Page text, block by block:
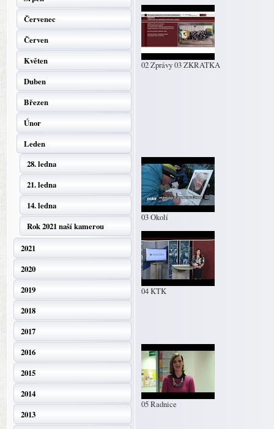
Červenec
Červen
Květen
Duben
Březen
Únor
Leden
28. ledna
21. ledna
14. ledna
Rok 2021 naší kamerou
2021
2020
2019
2018
2017
2016
2015
2014
2013
02 Zprávy 03 ZKRATKA
03 Okolí
04 KTK
05 Radnice